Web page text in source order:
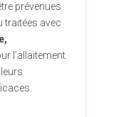
prévenues
traitées avec
l’allaitement.